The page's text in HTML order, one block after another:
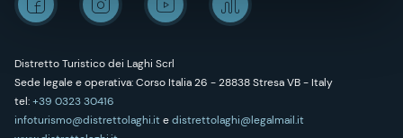
Distretto Turistico dei Laghi Scrl
Sede legale e operativa: Corso Italia 26 - 28838 Stresa VB - Italy
tel:+39 0323 30416
infoturismo@distrettolaghi.itedistrettolaghi@legalmail.it